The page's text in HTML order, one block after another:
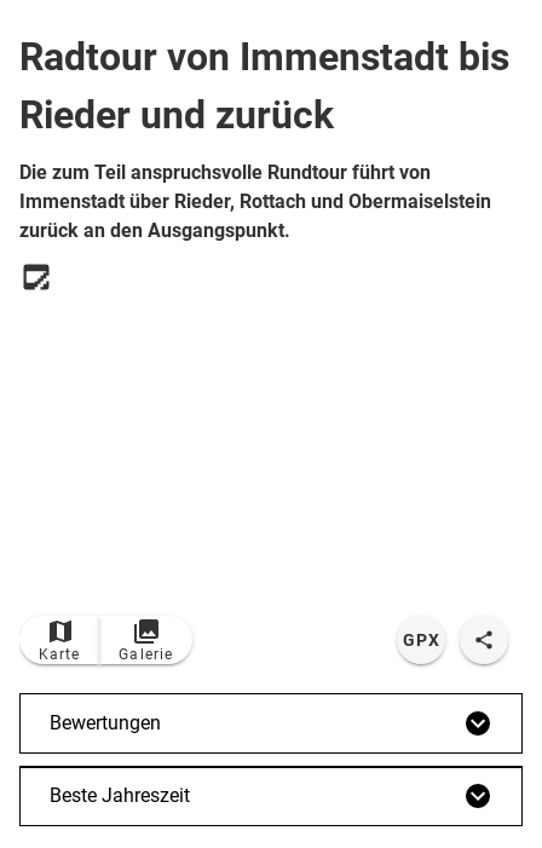
Radtour von Immenstadt bis
Rieder und zurück
Die zum Teil anspruchsvolle Rundtour führt von
Immenstadt über Rieder, Rottach und Obermaiselstein
zurück an den Ausgangspunkt.
Karte Galerie
GPX
Bewertungen
Beste Jahreszeit